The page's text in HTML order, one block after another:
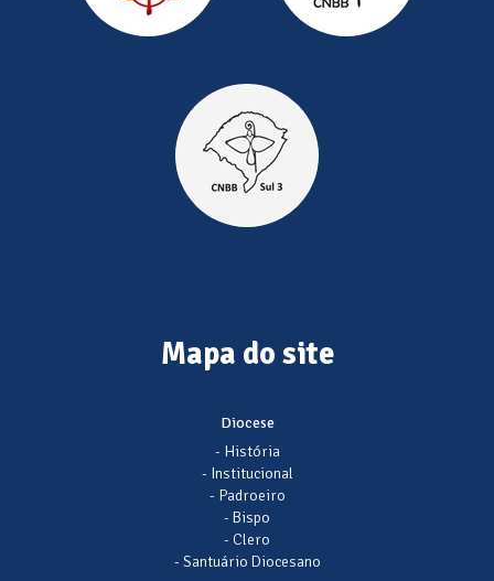
Mapa do site
Diocese
- História
- Institucional
- Padroeiro
- Bispo
- Clero
- Santuário Diocesano